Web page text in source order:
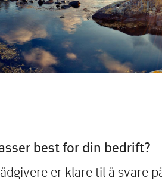
best for din bedrift?
er klare til å svare